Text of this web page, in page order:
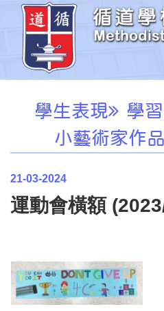
學生表現 學
小藝術家作
21-03-2024
運動會橫額